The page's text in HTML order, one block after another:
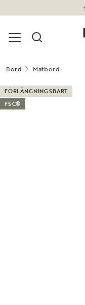
Bord Matbord
FÖRLÄNGNINGSBART
FSC®